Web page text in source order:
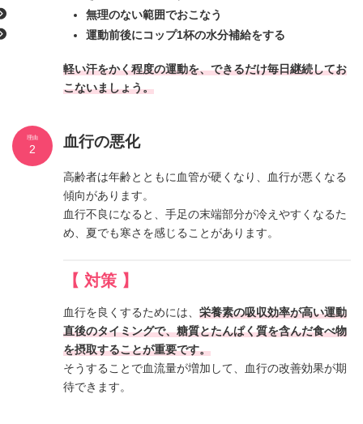
無理のない範囲でおこなう
運動前後にコップ1杯の水分補給をする
軽い汗をかく程度の運動を、できるだけ毎日継続してお
こないましょう。
血行の悪化
高齢者は年齢とともに血管が硬くなり、血行が悪くなる
傾向があります。
血行不良になると、手足の末端部分が冷えやすくなるた
め、夏でも寒さを感じることがあります。
【 対策 】
血行を良くするためには、 栄養素の吸収効率が高い運動
直後のタイミングで、糖質とたんぱく質を含んだ食べ物
を摂取することが重要です。
そうすることで血流量が増加して、血行の改善効果が期
待できます。
理由
2